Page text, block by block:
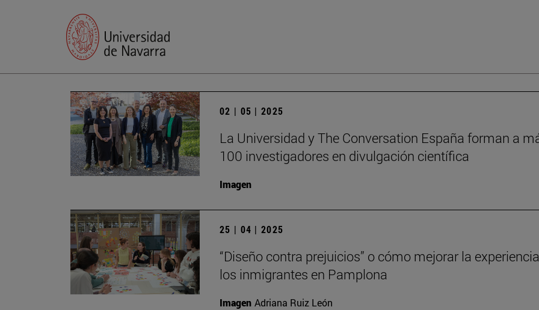
02 | 05 | 2025
La Universidad y The Conversation España forman a
100 investigadores en divulgación científica
Imagen
25 | 04 | 2025
“Diseño contra prejuicios” o cómo mejorar la
los inmigrantes en Pamplona
Imagen Adriana Ruiz León